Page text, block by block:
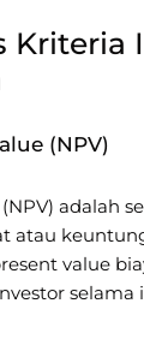
Kriteria
(NPV)
adalah
atau
value
selama